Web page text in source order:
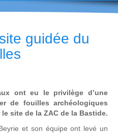
guidée du
ont eu le privilège d’une
de fouilles archéologiques
site de la ZAC de la Bastide.
et son équipe ont levé un